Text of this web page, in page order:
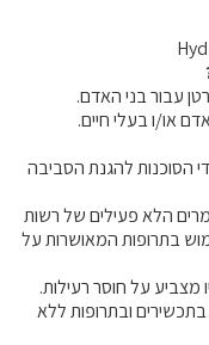
עבור בני האדם.
או/ו בעלי חיים.
הסוכנות להגנת הסביבה
הלא פעילים של רשות
בתרופות המאושרות על
מצביע על חוסר רעילות.
ובתרופות ללא